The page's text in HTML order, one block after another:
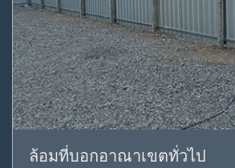
ล้อมที่บอกอาณาเขตทั่วไป